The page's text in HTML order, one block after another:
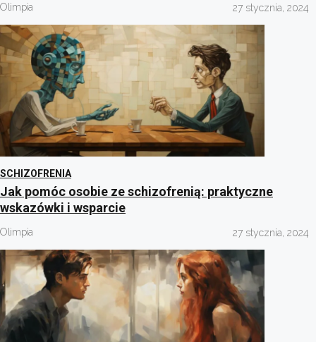
Olimpia 27 stycznia, 2024
SCHIZOFRENIA
Jak pomóc osobie ze schizofrenią: praktyczne
wskazówki i wsparcie
Olimpia 27 stycznia, 2024